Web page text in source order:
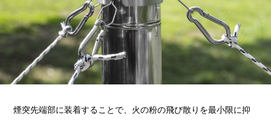
煙突先端部に装着することで、火の粉の飛び散りを最小限に抑